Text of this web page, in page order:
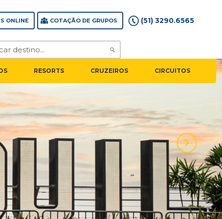
(51) 3290.6565
COTAÇÃO DE GRUPOS
ONLINE
RESORTS CRUZEIROS CIRCUITOS